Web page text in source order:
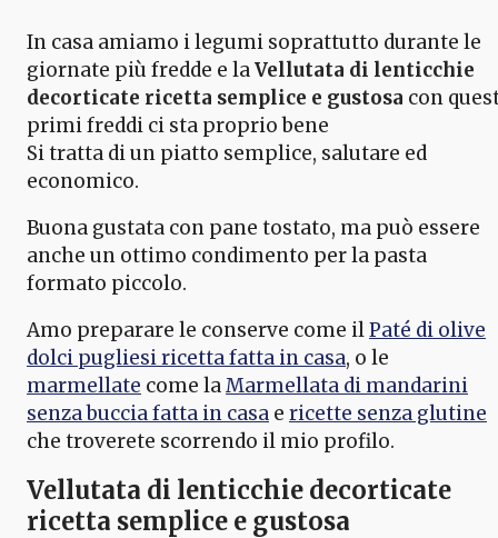
In casa amiamo i legumi soprattutto durante le
giornate più fredde e laVellutata di lenticchie
decorticate ricetta semplice e gustosa con
primi freddi ci sta proprio bene
Si tratta di un piatto semplice, salutare ed
economico.
Buona gustata con pane tostato, ma può essere
anche un ottimo condimento per la pasta
formato piccolo.
Amo preparare le conserve come ilPaté di olive
dolci pugliesi ricetta fatta in casa, o le
marmellate come laMarmellata di mandarini
senza buccia fatta in casa e ricette senza glutine
che troverete scorrendo il mio profilo.
Vellutata di lenticchie decorticate
ricetta semplice e gustosa